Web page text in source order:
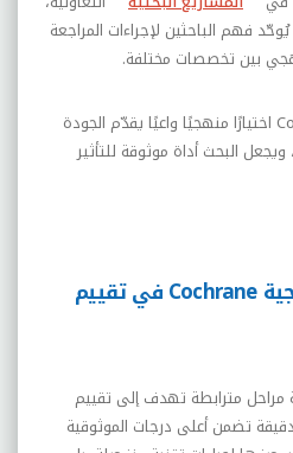
فهم الباحثين لإجراءات المراجعة
بين تخصصات مختلفة.
اختيارًا منهجيًا واعيًا يقدّم الجودة
البحث أداة موثوقة للتأثير
ما مراحل تطبيق منهجية Cochrane في تقييم
مترابطة تهدف إلى تقييم
تضمن أعلى درجات الموثوقية